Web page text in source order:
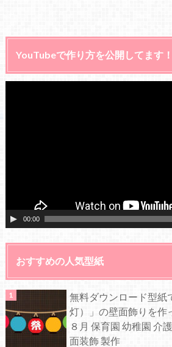
YouTubeで作り方を公開してます！
00:00
おすすめの人気型紙
無料ダウンロード型紙
灯）」の壁面飾りを作
８月 保育園 幼稚園 介
面装飾 製作